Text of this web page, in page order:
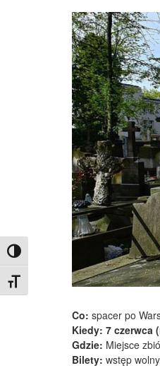
Toggle High Contrast
Toggle Font size
Co: spacer po
Kiedy: 7 czerwca
Gdzie: Miejsce
Bilety: wstęp wolny